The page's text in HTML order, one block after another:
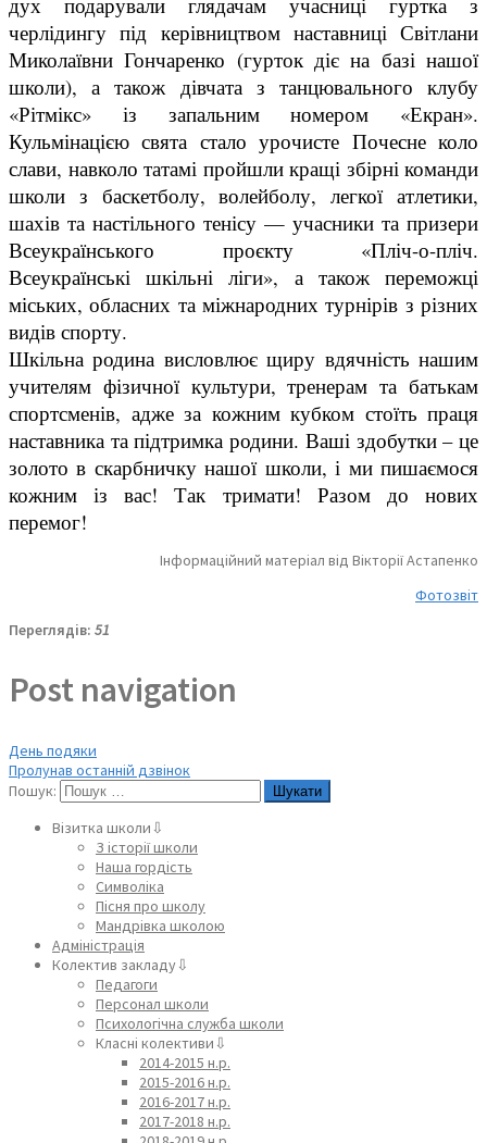
черлідингу під керівництвом наставниці Світлани
Миколаївни Гончаренко (гурток діє на базі нашої
школи), а також дівчата з танцювального клубу
«Рітмікс» із запальним номером «Екран».
Кульмінацією свята стало урочисте Почесне коло
слави, навколо татамі пройшли кращі збірні команди
школи з баскетболу, волейболу, легкої атлетики,
шахів та настільного тенісу — учасники та призери
Всеукраїнського проєкту «Пліч-о-пліч.
Всеукраїнські шкільні ліги», а також переможці
міських, обласних та міжнародних турнірів з різних
видів спорту.
​Шкільна родина висловлює щиру вдячність нашим
учителям фізичної культури, тренерам та батькам
спортсменів, адже за кожним кубком стоїть праця
наставника та підтримка родини. Ваші здобутки – це
золото в скарбничку нашої школи, і ми пишаємося
кожним із вас! Так тримати! Разом до нових
перемог!
Інформаційний матеріал від Вікторії Астапенко
Фотозвіт
Переглядів: 51
Post navigation
День подяки
Пролунав останній дзвінок
Пошук:
Візитка школи⇩
З історії школи
Наша гордість
Символіка
Пісня про школу
Мандрівка школою
Адміністрація
Колектив закладу⇩
Педагоги
Персонал школи
Психологічна служба школи
Класні колективи⇩
2014-2015 н.р.
2015-2016 н.р.
2016-2017 н.р.
2017-2018 н.р.